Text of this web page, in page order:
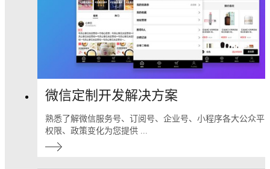
微信定制开发解决方案
熟悉了解微信服务号、订阅号、企业号、小程序各大公众平
权限、政策变化为您提供 ...